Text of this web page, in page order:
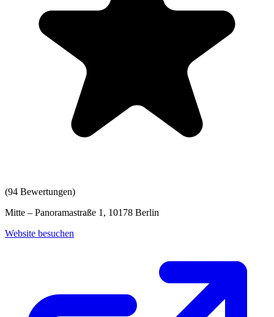
(94 Bewertungen)
Mitte – Panoramastraße 1, 10178 Berlin
Website besuchen